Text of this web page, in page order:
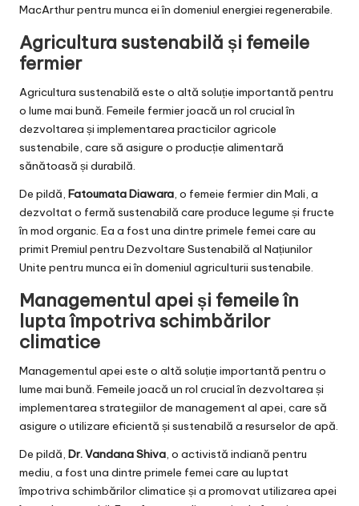
MacArthur pentru munca ei în domeniul energiei regenerabile.
Agricultura sustenabilă și femeile
fermier
Agricultura sustenabilă este o altă soluție importantă pentru
o lume mai bună. Femeile fermier joacă un rol crucial în
dezvoltarea și implementarea practicilor agricole
sustenabile, care să asigure o producție alimentară
sănătoasă și durabilă.
De pildă, Fatoumata Diawara, o femeie fermier din Mali, a
dezvoltat o fermă sustenabilă care produce legume și fructe
în mod organic. Ea a fost una dintre primele femei care au
primit Premiul pentru Dezvoltare Sustenabilă al Națiunilor
Unite pentru munca ei în domeniul agriculturii sustenabile.
Managementul apei și femeile în
lupta împotriva schimbărilor
climatice
Managementul apei este o altă soluție importantă pentru o
lume mai bună. Femeile joacă un rol crucial în dezvoltarea și
implementarea strategiilor de management al apei, care să
asigure o utilizare eficientă și sustenabilă a resurselor de apă.
De pildă, Dr. Vandana Shiva, o activistă indiană pentru
mediu, a fost una dintre primele femei care au luptat
împotriva schimbărilor climatice și a promovat utilizarea apei